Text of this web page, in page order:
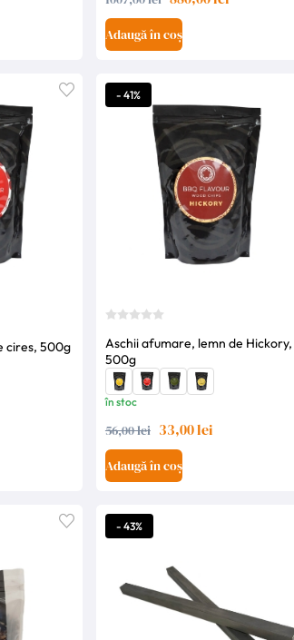
Adaugă în coș
cires, 500g
- 41%
Aschii afumare, lemn de Hickory,
500g
în stoc
56,00 lei 33,00 lei
Adaugă în coș
- 43%